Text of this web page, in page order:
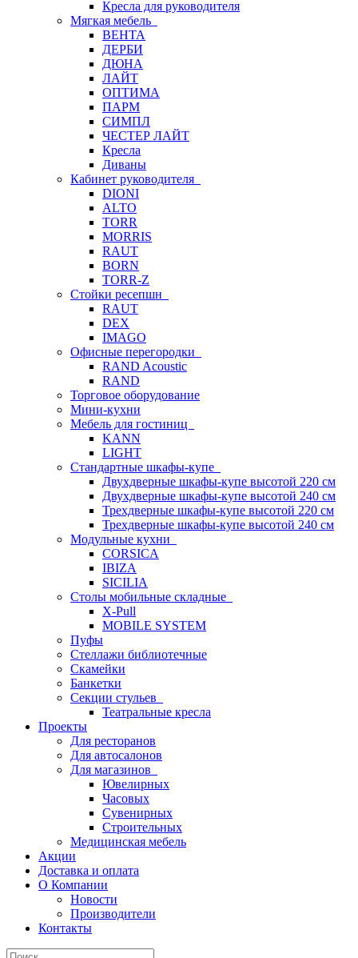
Кресла для руководителя
Мягкая мебель
ВЕНТА
ДЕРБИ
ДЮНА
ЛАЙТ
ОПТИМА
ПАРМ
СИМПЛ
ЧЕСТЕР ЛАЙТ
Кресла
Диваны
Кабинет руководителя
DIONI
ALTO
TORR
MORRIS
RAUT
BORN
TORR-Z
Стойки ресепшн
RAUT
DEX
IMAGO
Офисные перегородки
RAND Acoustic
RAND
Торговое оборудование
Мини-кухни
Мебель для гостиниц
KANN
LIGHT
Стандартные шкафы-купе
Двухдверные шкафы-купе высотой 220 см
Двухдверные шкафы-купе высотой 240 см
Трехдверные шкафы-купе высотой 220 см
Трехдверные шкафы-купе высотой 240 см
Модульные кухни
CORSICA
IBIZA
SICILIA
Столы мобильные складные
X-Pull
MOBILE SYSTEM
Пуфы
Стеллажи библиотечные
Скамейки
Банкетки
Секции стульев
Театральные кресла
Проекты
Для ресторанов
Для автосалонов
Для магазинов
Ювелирных
Часовых
Сувенирных
Строительных
Медицинская мебель
Акции
Доставка и оплата
О Компании
Новости
Производители
Контакты